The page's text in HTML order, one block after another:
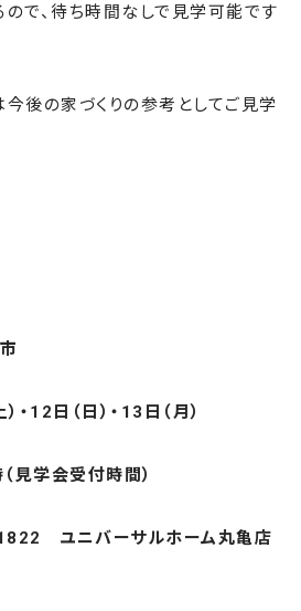
で、待ち時間なしで見学可能です
後の家づくりの参考としてご見学
12日（日）・13日（月）
学会受付時間）
ユニバーサルホーム丸亀店